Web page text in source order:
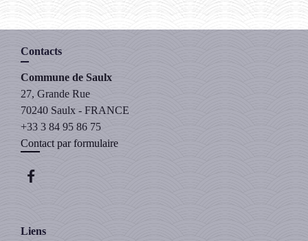
Contacts
Commune de Saulx
27, Grande Rue
70240 Saulx - FRANCE
+33 3 84 95 86 75
Contact par formulaire
Liens